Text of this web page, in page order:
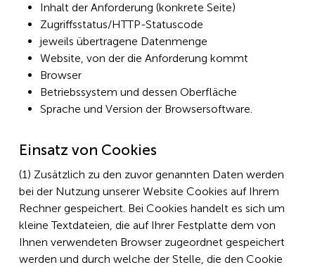
Inhalt der Anforderung (konkrete Seite)
Zugriffsstatus/HTTP-Statuscode
jeweils übertragene Datenmenge
Website, von der die Anforderung kommt
Browser
Betriebssystem und dessen Oberfläche
Sprache und Version der Browsersoftware.
Einsatz von Cookies
(1) Zusätzlich zu den zuvor genannten Daten werden
bei der Nutzung unserer Website Cookies auf Ihrem
Rechner gespeichert. Bei Cookies handelt es sich um
kleine Textdateien, die auf Ihrer Festplatte dem von
Ihnen verwendeten Browser zugeordnet gespeichert
werden und durch welche der Stelle, die den Cookie